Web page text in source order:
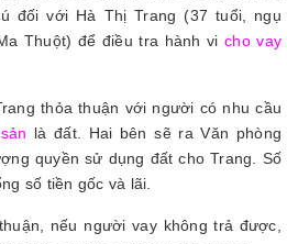
đối với Hà Thị Trang (37 tuổi, ngụ
Thuột) để điều tra hành vicho vay
thỏa thuận với người có nhu cầu
là đất. Hai bên sẽ ra Văn phòng
quyền sử dụng đất cho Trang. Số
số tiền gốc và lãi.
nếu người vay không trả được,